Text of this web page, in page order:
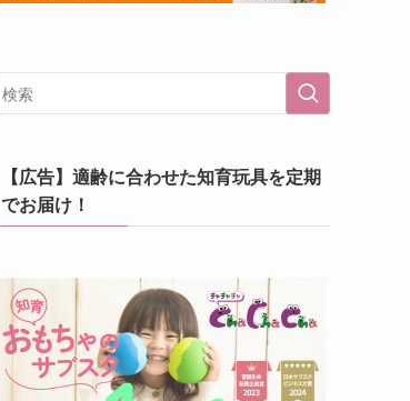
【広告】適齢に合わせた知育玩具を定期
でお届け！